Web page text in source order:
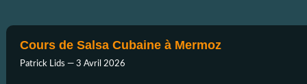
Cours de Salsa Cubaine à Mermoz
Patrick Lids — 3 Avril 2026